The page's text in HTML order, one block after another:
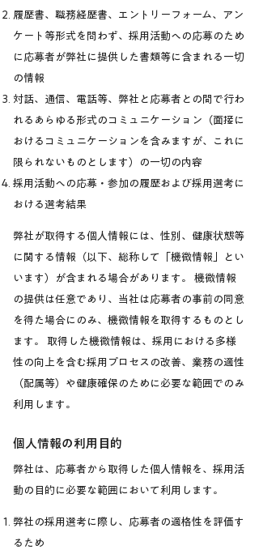
履歴書、職務経歴書、エントリーフォーム、アン
ケート等形式を問わず、採用活動への応募のため
に応募者が弊社に提供した書類等に含まれる一切
の情報
対話、通信、電話等、弊社と応募者との間で行わ
れるあらゆる形式のコミュニケーション（面接に
おけるコミュニケーションを含みますが、これに
限られないものとします）の一切の内容
採用活動への応募・参加の履歴および採用選考に
おける選考結果
弊社が取得する個人情報には、性別、健康状態等
に関する情報（以下、総称して「機微情報」とい
います）が含まれる場合があります。 機微情報
の提供は任意であり、当社は応募者の事前の同意
を得た場合にのみ、機微情報を取得するものとし
ます。 取得した機微情報は、採用における多様
性の向上を含む採用プロセスの改善、業務の適性
（配属等）や健康確保のために必要な範囲でのみ
利用します。
個人情報の利用目的
弊社は、応募者から取得した個人情報を、採用活
動の目的に必要な範囲において利用します。
弊社の採用選考に際し、応募者の適格性を評価す
るため